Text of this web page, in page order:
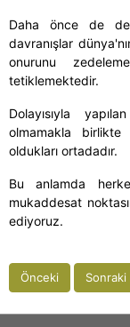
Daha önce de
davranışlar
onurunu
tetiklemektedir.
Dolayısıyla
olmamakla birlikte
oldukları ortadadır.
Bu anlamda
mukaddesat
ediyoruz.
Önceki Sonraki